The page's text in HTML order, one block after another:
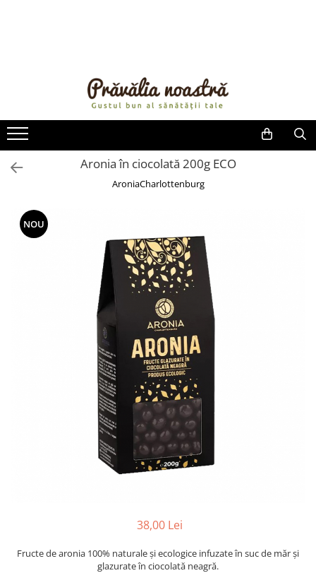
ULEIURI ȘI UNTURI
MĂSLINE
NUCI ȘI SEMINȚE
FRUCTE DESHIDRATATE
FRUCTE LA CONSERVĂ
OȚETURI ȘI SOSURI
FĂINĂ FĂRĂ GLUTEN
BĂUTURI / LAPTE VEGETAL
CREME ȘI PASTE TARTINABILE
CIOCOLATĂ ȘI CACAO
REMEDII NATURISTE
Aronia în ciocolată 200g ECO
AroniaCharlottenburg
NOU
38,00 Lei
Fructe de aronia 100% naturale și ecologice infuzate în suc de măr și
glazurate în ciocolată neagră.